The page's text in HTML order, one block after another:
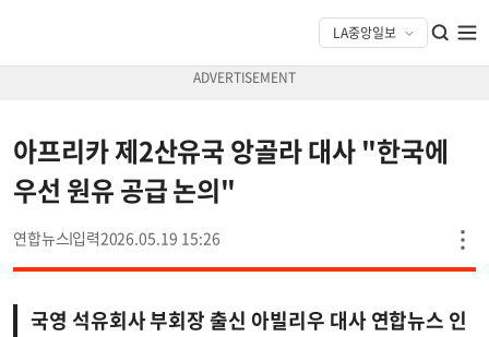
아프리카 제2산유국 앙골라 대사 "한국에
우선 원유 공급 논의"
연합뉴스 2026.05.19 15:26
국영 석유회사 부회장 출신 아빌리우 대사 연합뉴스 인